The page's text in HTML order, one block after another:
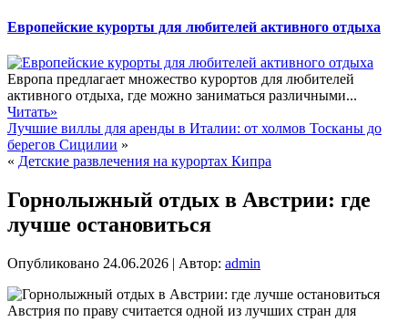
Европейские курорты для любителей активного отдыха
Европа предлагает множество курортов для любителей
активного отдыха, где можно заниматься различными...
Читать»
Лучшие виллы для аренды в Италии: от холмов Тосканы до
берегов Сицилии »
« Детские развлечения на курортах Кипра
Горнолыжный отдых в Австрии: где
лучше остановиться
Опубликовано 24.06.2026 | Автор: admin
Австрия по праву считается одной из лучших стран для